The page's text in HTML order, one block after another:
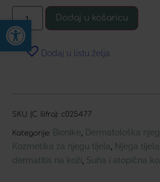
Open toolbarDodaj u košaricu
Dodaj u listu želja
SKU (C šifra): c025477
Kategorije: Bionike Dermatološka
Kozmetika za njegu tijela Njega tijela
dermatitis na koži Suha i atopična